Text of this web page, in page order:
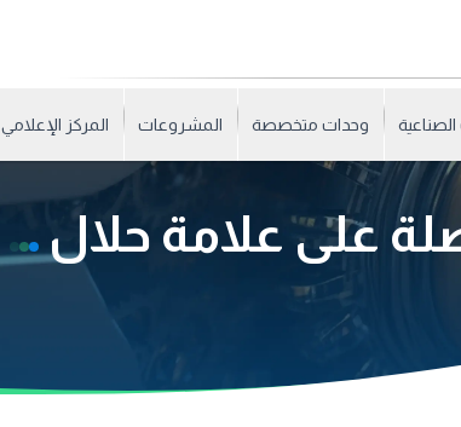
الصناعية وحدات متخصصة المشروعات المركز الإعلامي
على علامة حلال